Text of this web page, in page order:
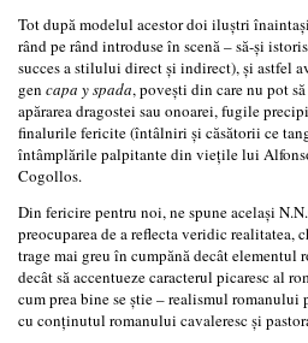
Tot după modelul acestor doi iluştri
rând pe rând introduse în scenă – să-şi
succes a stilului direct şi indirect), şi astfel
gen capa y spada, poveşti din care nu pot
apărarea dragostei sau onoarei, fugile
finalurile fericite (întâlniri şi căsătorii ce
întâmplările palpitante din vieţile lui
Cogollos.
Din fericire pentru noi, ne spune acelaşi
preocuparea de a reflecta veridic realitatea,
trage mai greu în cumpănă decât elementul
decât să accentueze caracterul picaresc al
cum prea bine se ştie – realismul
cu conţinutul romanului cavaleresc şi